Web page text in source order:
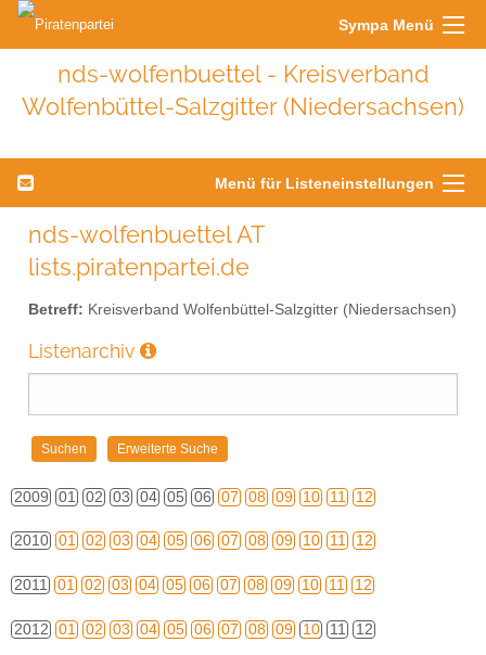
Sympa Menü
nds-wolfenbuettel - Kreisverband
Wolfenbüttel-Salzgitter (Niedersachsen)
Menü für Listeneinstellungen
nds-wolfenbuettel AT
lists.piratenpartei.de
Betreff: Kreisverband Wolfenbüttel-Salzgitter (Niedersachsen)
Listenarchiv
2009 01 02 03 04 05 06 07 08 09 10 11 12
2010 01 02 03 04 05 06 07 08 09 10 11 12
2011 01 02 03 04 05 06 07 08 09 10 11 12
2012 01 02 03 04 05 06 07 08 09 10 11 12